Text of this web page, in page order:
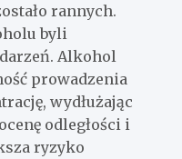
rannych.
byli
Alkohol
prowadzenia
wydłużając
odległości i
ryzyko